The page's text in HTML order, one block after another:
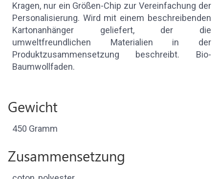
Kragen, nur ein Größen-Chip zur Vereinfachung der
Personalisierung. Wird mit einem beschreibenden
Kartonanhänger geliefert, der die
umweltfreundlichen Materialien in der
Produktzusammensetzung beschreibt. Bio-
Baumwollfaden.
Gewicht
450 Gramm
Zusammensetzung